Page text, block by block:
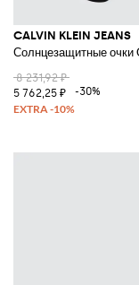
CALVIN KLEIN JEANS
Солнцезащитные очки
8 231,92 ₽
5 762,25 ₽
-30%